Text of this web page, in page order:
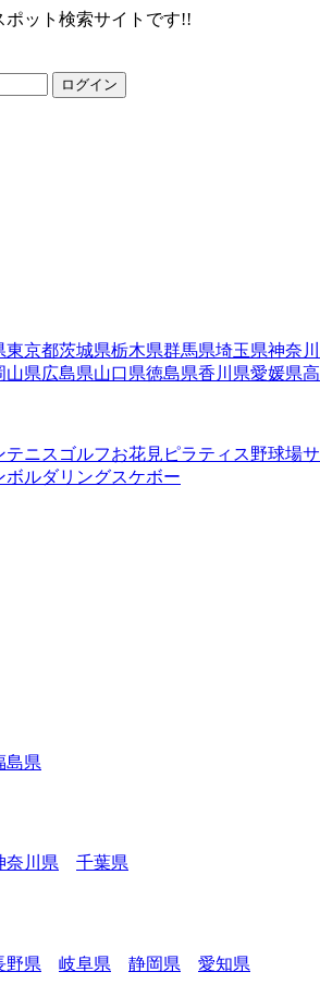
ポット検索サイトです!!
ログイン
東京都茨城県栃木県群馬県埼玉県神奈
山県広島県山口県徳島県香川県愛媛県
テニス ゴルフお花見 ピラティス野球場
ボルダリングスケボー
島県
奈川県 千葉県
野県 岐阜県 静岡県 愛知県